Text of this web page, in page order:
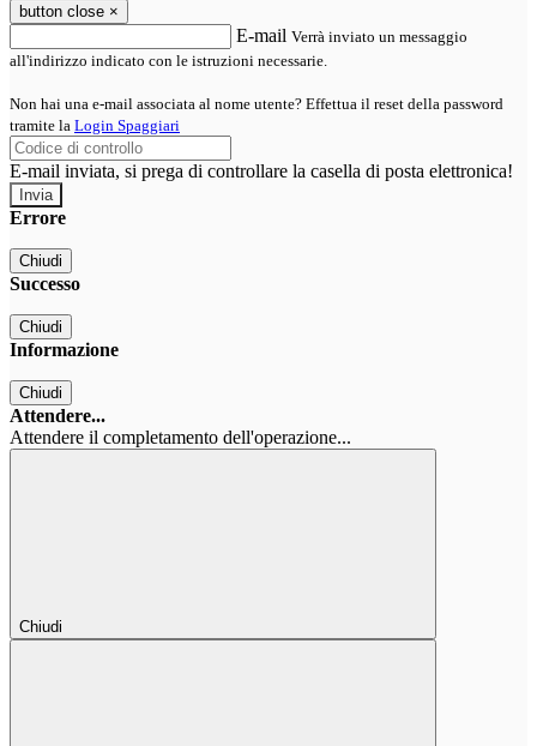
button close ×
E-mail Verrà inviato un messaggio
all'indirizzo indicato con le istruzioni necessarie.
Non hai una e-mail associata al nome utente? Effettua il reset della password
tramite la Login Spaggiari
E-mail inviata, si prega di controllare la casella di posta elettronica!
Errore
Chiudi
Successo
Chiudi
Informazione
Chiudi
Attendere...
Attendere il completamento dell'operazione...
Chiudi